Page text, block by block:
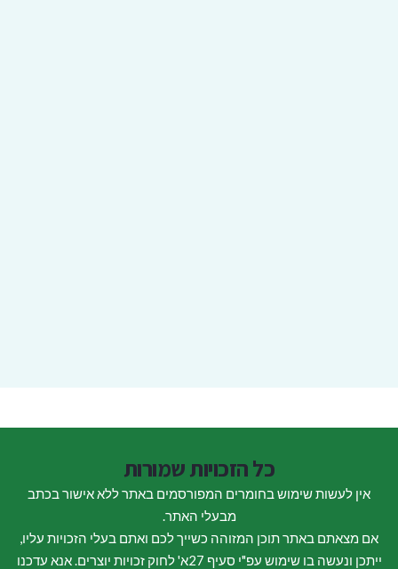
כל הזכויות שמורות
אין לעשות שימוש בחומרים המפורסמים באתר ללא אישור בכתב
מבעלי האתר.
אם מצאתם באתר תוכן המזוהה כשייך לכם ואתם בעלי הזכויות עליו,
ייתכן ונעשה בו שימוש עפ"י סעיף 27א' לחוק זכויות יוצרים. אנא עדכנו